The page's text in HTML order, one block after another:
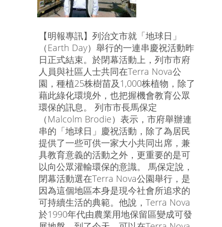
【明報專訊】列治文市就「地球日」
（Earth Day）舉行的一連串慶祝活動昨
日正式結束。於閉幕活動上，列市市府
人員與社區人士共同在Terra Nova公
園，種植25株樹苗及1,000株植物，除了
藉此綠化環境外，也把握機會教育公眾
環保的訊息。 列市市長馬保定
（Malcolm Brodie）表示，市府舉辦連
串的「地球日」慶祝活動，除了為居民
提供了一些可供一家大小共同出席，兼
具教育意義的活動之外，更重要的是可
以向公眾灌輸環保的意識。 馬保定說，
閉幕活動選在Terra Nova公園舉行，是
因為這個地區本身是現今社會所追求的
可持續生活的典範。他說，Terra Nova
於1990年代由農業用地保留區變成可發